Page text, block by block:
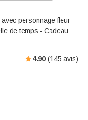
personnage fleur
de temps - Cadeau
4.90 (145 avis)